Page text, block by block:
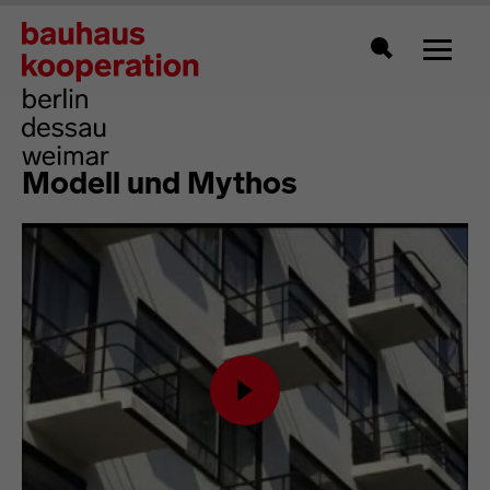
Zeigt
Modell und Mythos
Inhalt von Youtube laden